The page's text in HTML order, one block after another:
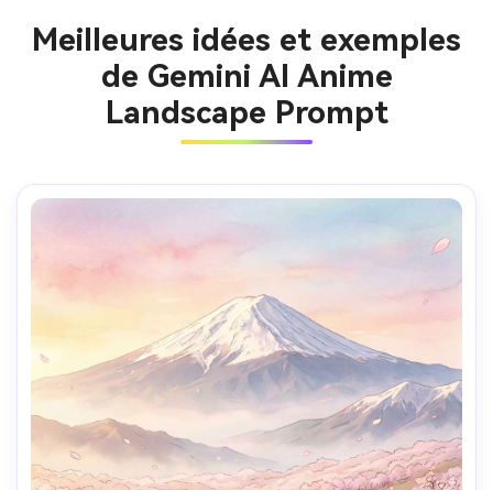
Meilleures idées et exemples
de Gemini AI Anime
Landscape Prompt